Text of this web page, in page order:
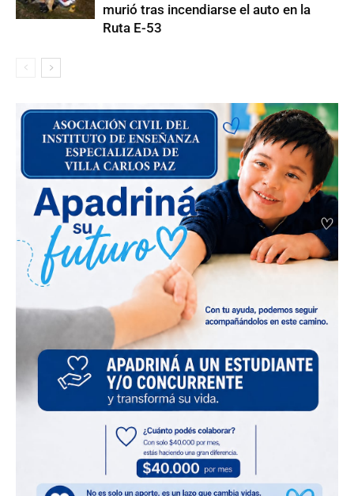
murió tras incendiarse el auto en la
Ruta E-53